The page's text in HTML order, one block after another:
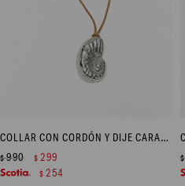
COLLAR CON CORDÓN Y DIJE CARACOL EN ACERO - PLATEADO
$990 $ 299
$ 254
$